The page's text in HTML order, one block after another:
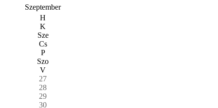
Szeptember
H
K
Sze
Cs
P
Szo
V
27
28
29
30